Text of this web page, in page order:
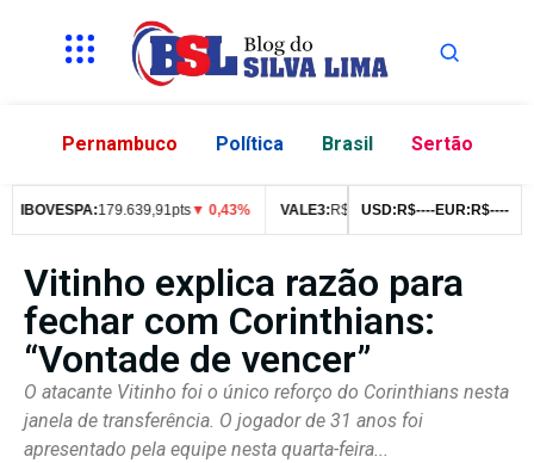
Pernambuco Política Brasil Sertão
179.639,91pts▼ 0,43% VALE3:R$76,99▼ 2,49% ITUB4:R$
USD: R$----EUR: R$----
Vitinho explica razão para
fechar com Corinthians:
“Vontade de vencer”
O atacante Vitinho foi o único reforço do Corinthians nesta
janela de transferência. O jogador de 31 anos foi
apresentado pela equipe nesta quarta-feira...